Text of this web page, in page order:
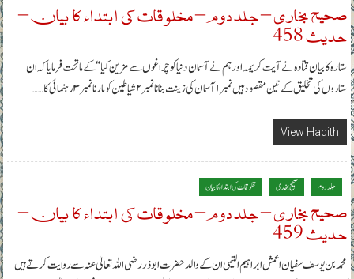
صحیح بخاری – جلد دوم – مخلوقات کی ابتداء کا بیان –
حدیث 458
ستارہ کا بیان قتادہ نے آیت کریمہ اور ہم نے آسمان دنیا کو چراغوں سے مزین کیا“ کے ماتحت فرمایا کہ ان
ستاروں کی تخلیق کے تین مقصود ہیں نمبر۱ آسمان کی زینت بنانا نمبر۲ شیاطین کو مارنا نمبر ۳ رہنمائی کا……
View Hadith
جلد دوم صحیح بخاری مخلوقات کی ابتداء کا بیان
صحیح بخاری – جلد دوم – مخلوقات کی ابتداء کا بیان –
حدیث 459
محمد بن یوسف سفیان اعمش ابراہیم التیمی ان کے والد حضرت ابوذر رضی اللہ تعالیٰ عنہ سے روایت کرتے ہیں